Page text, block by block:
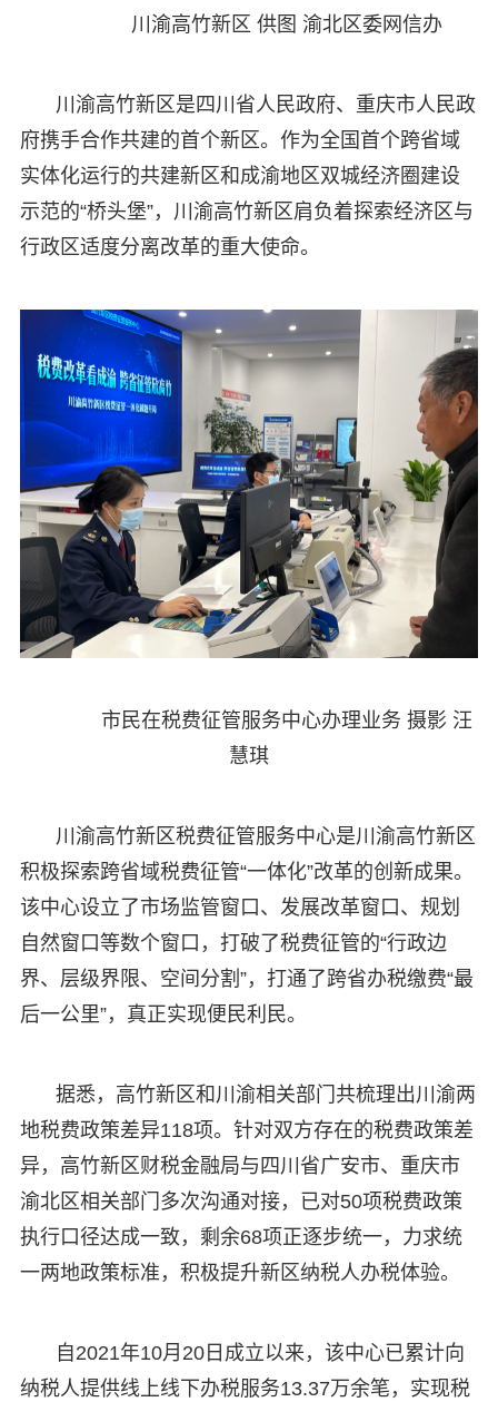
川渝高竹新区 供图 渝北区委网信办
川渝高竹新区是四川省人民政府、重庆市人民政
府携手合作共建的首个新区。作为全国首个跨省域
实体化运行的共建新区和成渝地区双城经济圈建设
示范的“桥头堡”，川渝高竹新区肩负着探索经济区与
行政区适度分离改革的重大使命。
市民在税费征管服务中心办理业务 摄影 汪
慧琪
川渝高竹新区税费征管服务中心是川渝高竹新区
积极探索跨省域税费征管“一体化”改革的创新成果。
该中心设立了市场监管窗口、发展改革窗口、规划
自然窗口等数个窗口，打破了税费征管的“行政边
界、层级界限、空间分割”，打通了跨省办税缴费“最
后一公里”，真正实现便民利民。
据悉，高竹新区和川渝相关部门共梳理出川渝两
地税费政策差异118项。针对双方存在的税费政策差
异，高竹新区财税金融局与四川省广安市、重庆市
渝北区相关部门多次沟通对接，已对50项税费政策
执行口径达成一致，剩余68项正逐步统一，力求统
一两地政策标准，积极提升新区纳税人办税体验。
自2021年10月20日成立以来，该中心已累计向
纳税人提供线上线下办税服务13.37万余笔，实现税